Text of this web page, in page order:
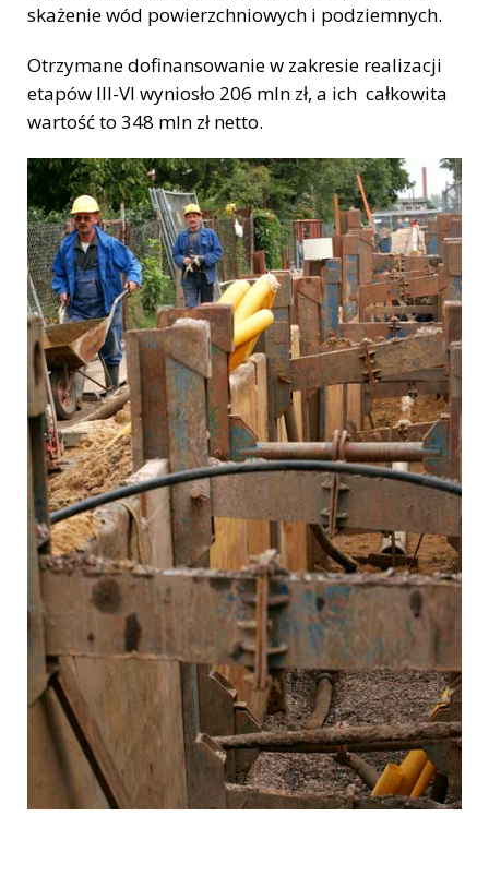
skażenie wód powierzchniowych i podziemnych.
Otrzymane dofinansowanie w zakresie realizacji
etapów III-VI wyniosło 206 mln zł, a ich całkowita
wartość to 348 mln zł netto.